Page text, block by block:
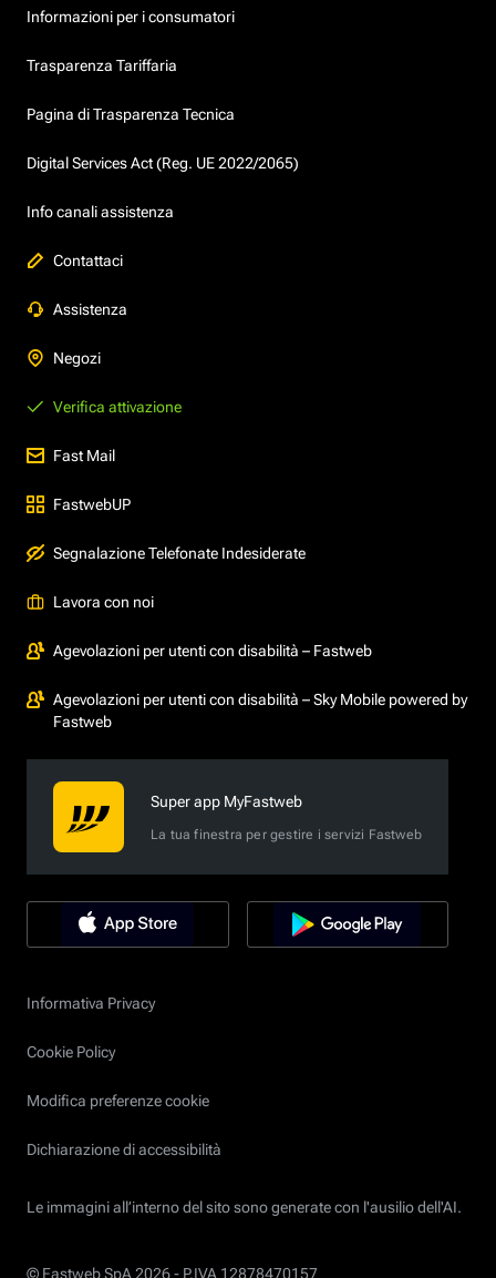
Informazioni per i consumatori
Trasparenza Tariffaria
Pagina di Trasparenza Tecnica
Digital Services Act (Reg. UE 2022/2065)
Info canali assistenza
Contattaci
Assistenza
Negozi
Verifica attivazione
Fast Mail
FastwebUP
Segnalazione Telefonate Indesiderate
Lavora con noi
Agevolazioni per utenti con disabilità – Fastweb
Agevolazioni per utenti con disabilità – Sky Mobile powered by
Fastweb
Super app MyFastweb
La tua finestra per gestire i servizi Fastweb
Informativa Privacy
Cookie Policy
Modifica preferenze cookie
Dichiarazione di accessibilità
Le immagini all’interno del sito sono generate con l'ausilio dell'AI.
© Fastweb SpA 2026 - P.IVA 12878470157